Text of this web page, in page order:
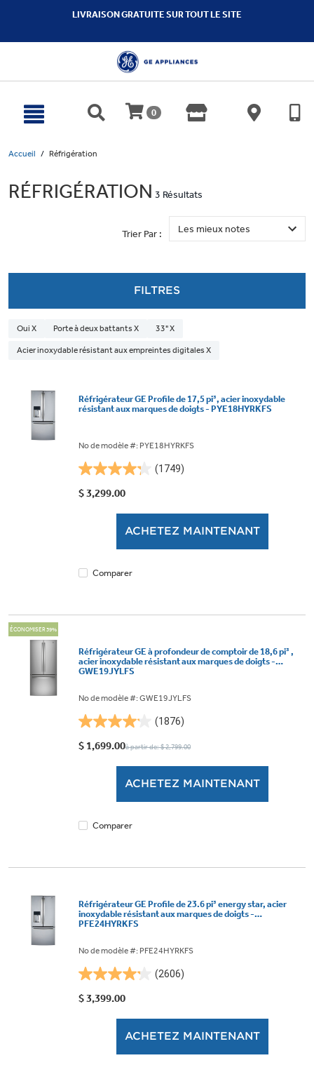
LIVRAISON GRATUITE SUR TOUT LE SITE
0
Accueil Réfrigération
RÉFRIGÉRATION 3 Résultats
Trier Par :
FILTRES
Oui X Porte à deux battants X 33" X
Acier inoxydable résistant aux empreintes digitales X
Réfrigérateur GE Profile de 17,5 pi³, acier inoxydable
résistant aux marques de doigts - PYE18HYRKFS
No de modèle #: PYE18HYRKFS
(1749)
4.2
étoile(s)
$ 3,299.00
ACHETEZ MAINTENANT
Comparer
ÉCONOMISER 39%
Réfrigérateur GE à profondeur de comptoir de 18,6 pi³ ,
acier inoxydable résistant aux marques de doigts -
GWE19JYLFS
No de modèle #: GWE19JYLFS
(1876)
4.1
étoile(s)
$ 1,699.00à partir de: $ 2,799.00
ACHETEZ MAINTENANT
Comparer
Réfrigérateur GE Profile de 23.6 pi³ energy star, acier
inoxydable résistant aux marques de doigts -
PFE24HYRKFS
No de modèle #: PFE24HYRKFS
(2606)
4.2
étoile(s)
$ 3,399.00
ACHETEZ MAINTENANT